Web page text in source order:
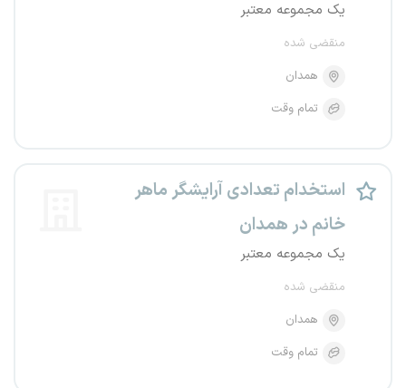
یک مجموعه معتبر
منقضی شده
همدان
تمام وقت
استخدام تعدادی آرایشگر ماهر
خانم در همدان
یک مجموعه معتبر
منقضی شده
همدان
تمام وقت